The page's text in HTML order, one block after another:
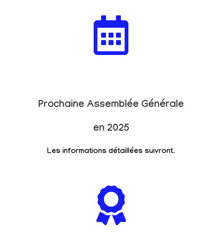
Prochaine Assemblée Générale
en 2025
Les informations détaillées suivront.